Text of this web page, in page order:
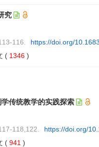
究
116.
https://doi.org/
( 1346 )
传统教学的实践探索
118,122.
https://doi.org/
( 941 )